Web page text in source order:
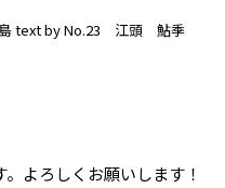
text by No.23 江頭 鮎季
よろしくお願いします！